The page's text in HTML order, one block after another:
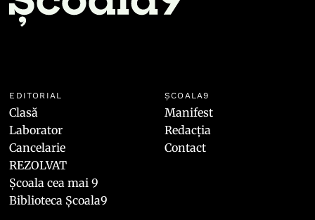
EDITORIAL
Clasă
Laborator
Cancelarie
REZOLVAT
Școala cea mai 9
Biblioteca Școala9
ȘCOALA9
Manifest
Redacția
Contact